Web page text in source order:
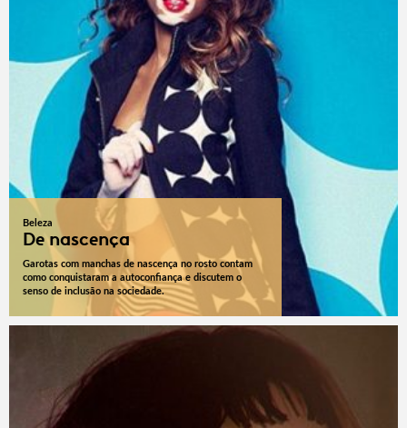
Beleza
De nascença
Garotas com manchas de nascença no rosto contam
como conquistaram a autoconfiança e discutem o
senso de inclusão na sociedade.